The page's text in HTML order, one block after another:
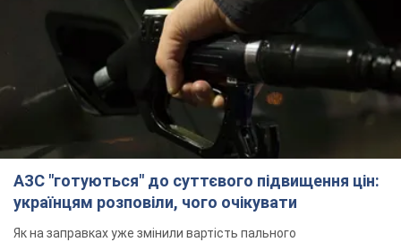
АЗС "готуються" до суттєвого підвищення цін:
українцям розповіли, чого очікувати
Як на заправках уже змінили вартість пального